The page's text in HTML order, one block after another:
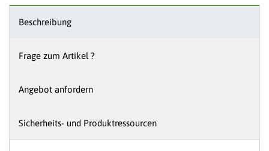
Beschreibung
Frage zum Artikel ?
Angebot anfordern
Sicherheits- und Produktressourcen